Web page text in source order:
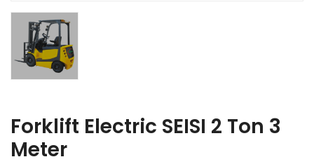
Forklift Electric SEISI 2 Ton 3
Meter